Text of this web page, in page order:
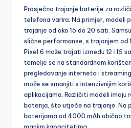
Prosječno trajanje baterije za
telefona varira. Na primjer, modeli
trajanje od oko 15 do 20 sati.
slične performanse, s trajanjem od
Pixel 6 može trajati između 12 i 16
temelje se na standardnom
pregledavanje interneta i
može se smanjiti s intenzivnijim
aplikacijama. Različiti modeli
baterija, što utječe na trajanje. Na
baterijama od 4000 mAh obično
manjim kapacitetima.